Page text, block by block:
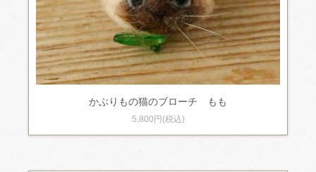
かぶりもの猫のブローチ もも
5,800円(税込)